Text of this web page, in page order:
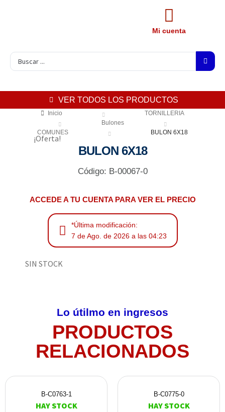
Mi cuenta
VER TODOS LOS PRODUCTOS
Inicio
TORNILLERIA
Bulones
COMUNES
BULON 6X18
¡Oferta!
BULON 6X18
Código: B-00067-0
ACCEDE A TU CUENTA PARA VER EL PRECIO
*Última modificación:
7 de Ago. de 2026 a las 04:23
SIN STOCK
Lo útilmo en ingresos
PRODUCTOS
RELACIONADOS
B-C0763-1
HAY STOCK
B-C0775-0
HAY STOCK